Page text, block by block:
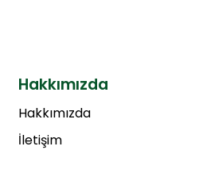
Hakkımızda
Hakkımızda
İletişim